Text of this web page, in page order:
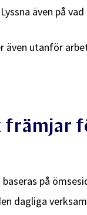
även på
även utanför
främjar
på
dagliga